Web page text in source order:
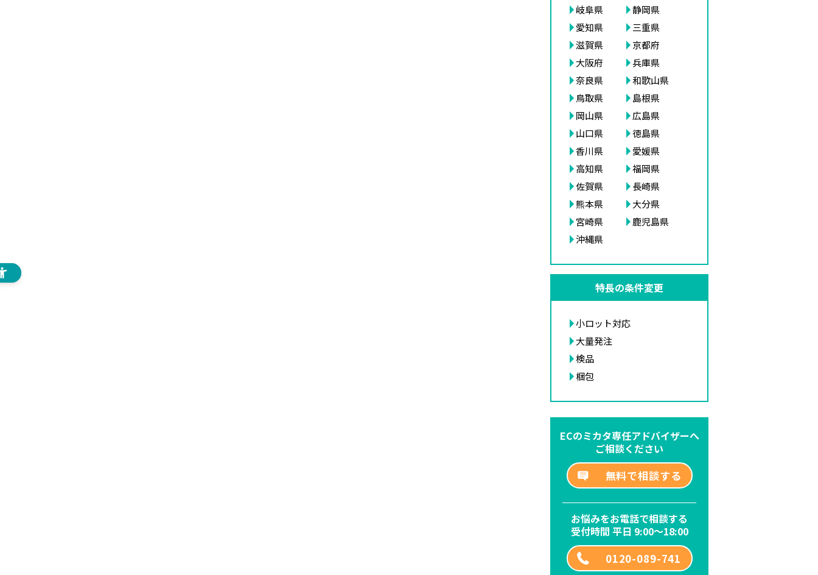
岐阜県
静岡県
愛知県
三重県
滋賀県
京都府
大阪府
兵庫県
奈良県
和歌山県
鳥取県
島根県
岡山県
広島県
山口県
徳島県
香川県
愛媛県
高知県
福岡県
佐賀県
長崎県
熊本県
大分県
宮崎県
鹿児島県
沖縄県
特長の条件変更
小ロット対応
大量発注
検品
梱包
ECのミカタ専任アドバイザーへ
ご相談ください
無料で相談する
お悩みをお電話で相談する
受付時間 平日 9:00～18:00
0120-089-741